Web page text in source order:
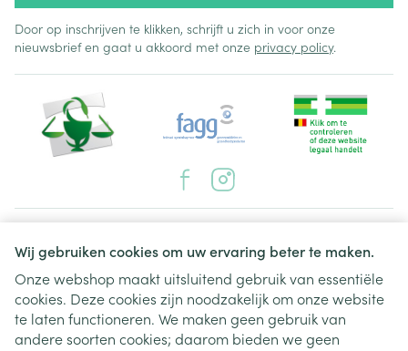
Wij gebruiken cookies om uw ervaring beter te maken.
Onze webshop maakt uitsluitend gebruik van essentiële
cookies. Deze cookies zijn noodzakelijk om onze website
te laten functioneren. We maken geen gebruik van
andere soorten cookies; daarom bieden we geen
Door op inschrijven te klikken, schrijft u zich in voor onze
nieuwsbrief en gaat u akkoord met onze privacy policy.
Juridische links